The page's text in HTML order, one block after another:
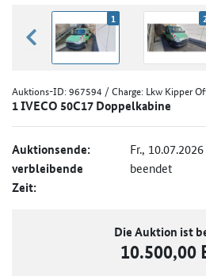
zurück blättern
1
Auktions-ID:967594 / Charge: Lkw Kipper
1 IVECO 50C17 Doppelkabine
Auktionsende: Fr.,
verbleibende
Zeit:
beendet
Die Auktion ist
10.500,00